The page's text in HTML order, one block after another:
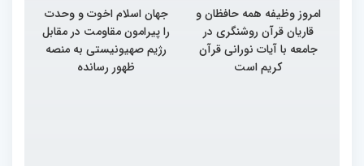
امروز وظیفه همه حافظان و
قاریان قرآن روشنگری در
جامعه با آیات نورانی قرآن
کریم است
جهان اسلام اخوت و وحدت
را پیرامون مقاومت در مقابل
رژیم صهیونیستی به منصه
ظهور رسانده